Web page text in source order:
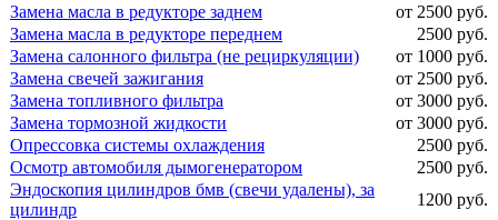
Замена масла в редукторе заднем
от 2500 руб.
Замена масла в редукторе переднем
2500 руб.
Замена салонного фильтра (не рециркуляции)
от 1000 руб.
Замена свечей зажигания
от 2500 руб.
Замена топливного фильтра
от 3000 руб.
Замена тормозной жидкости
от 3000 руб.
Опрессовка системы охлаждения
2500 руб.
Осмотр автомобиля дымогенератором
2500 руб.
Эндоскопия цилиндров бмв (свечи удалены), за
цилиндр
1200 руб.